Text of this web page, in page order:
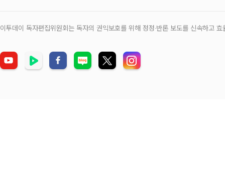
이투데이 독자편집위원회는 독자의 권익보호를 위해 정정‧반론 보도를 신속하고